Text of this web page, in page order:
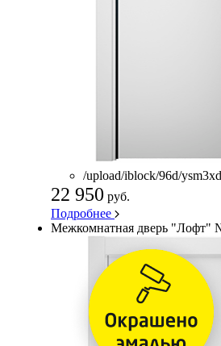
/upload/iblock/96d/
22 950 руб.
Подробнее
Межкомнатная дверь "Лофт"